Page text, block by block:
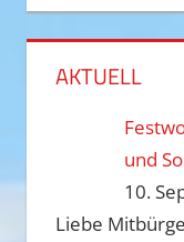
AKTUELL
und
10.
Liebe